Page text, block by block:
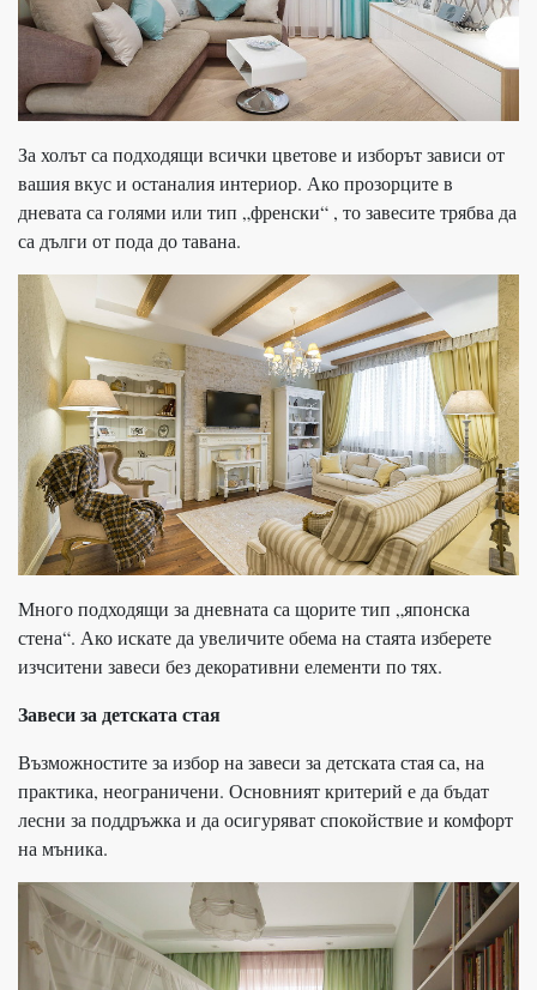
За холът са подходящи всички цветове и изборът зависи от
вашия вкус и останалия интериор. Ако прозорците в
дневата са голями или тип „френски“ , то завесите трябва да
са дълги от пода до тавана.
Много подходящи за дневната са щорите тип „японска
стена“. Ако искате да увеличите обема на стаята изберете
изчситени завеси без декоративни елементи по тях.
Завеси за детската стая
Възможностите за избор на завеси за детската стая са, на
практика, неограничени. Основният критерий е да бъдат
лесни за поддръжка и да осигуряват спокойствие и комфорт
на мъника.